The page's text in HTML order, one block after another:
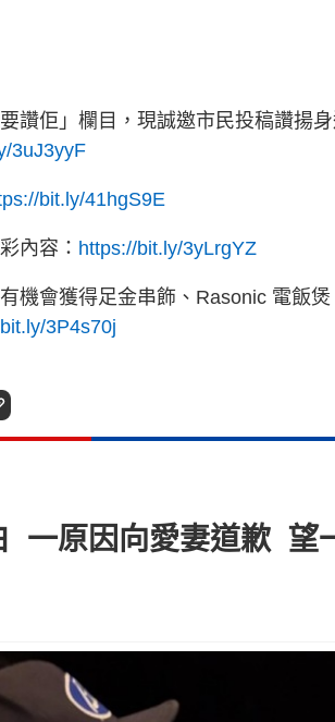
讚佢」欄目，現誠邀市民投稿讚揚
3uJ3yyF
bit.ly/41hgS9E
內容： https://bit.ly/3yLrgYZ
機會獲得足金串飾、Rasonic 電飯煲
3P4s70j
一原因向愛妻道歉 望